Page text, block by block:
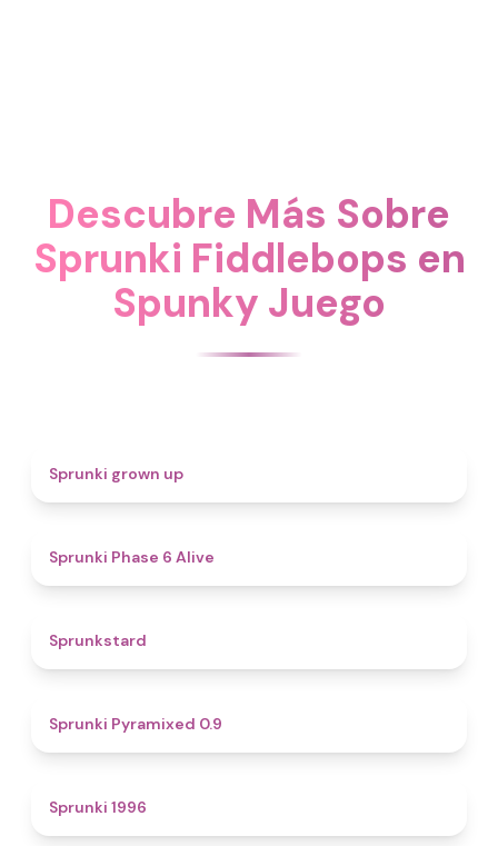
Descubre Más Sobre
Sprunki Fiddlebops en
Spunky Juego
Sprunki grown up
Sprunki Phase 6 Alive
Sprunkstard
Sprunki Pyramixed 0.9
Sprunki 1996